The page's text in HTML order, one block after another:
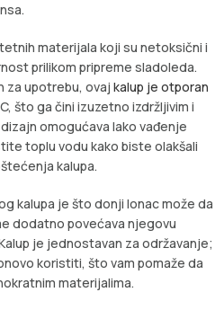
materijala koji su netoksični i
prilikom pripreme sladoleda.
za upotrebu, ovaj kalup je otporan
što ga čini izuzetno izdržljivim i
omogućava lako vađenje
toplu vodu kako biste olakšali
kalupa.
kalupa je što donji lonac može da
dodatno povećava njegovu
je jednostavan za održavanje;
koristiti, što vam pomaže da
materijalima.